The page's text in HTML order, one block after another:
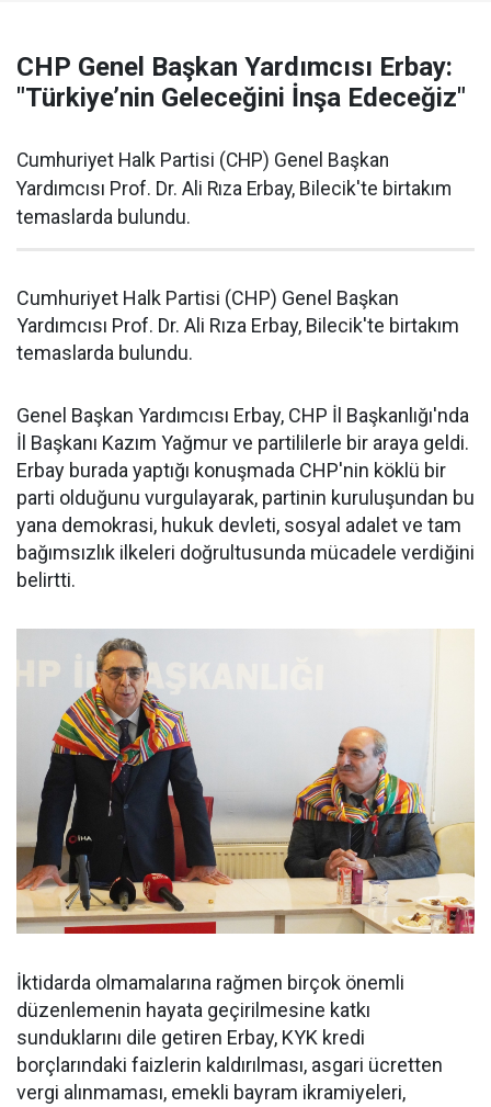
CHP Genel Başkan Yardımcısı Erbay:
"Türkiye’nin Geleceğini İnşa Edeceğiz"
Cumhuriyet Halk Partisi (CHP) Genel Başkan
Yardımcısı Prof. Dr. Ali Rıza Erbay, Bilecik'te birtakım
temaslarda bulundu.
Cumhuriyet Halk Partisi (CHP) Genel Başkan
Yardımcısı Prof. Dr. Ali Rıza Erbay, Bilecik'te birtakım
temaslarda bulundu.
Genel Başkan Yardımcısı Erbay, CHP İl Başkanlığı'nda
İl Başkanı Kazım Yağmur ve partililerle bir araya geldi.
Erbay burada yaptığı konuşmada CHP'nin köklü bir
parti olduğunu vurgulayarak, partinin kuruluşundan bu
yana demokrasi, hukuk devleti, sosyal adalet ve tam
bağımsızlık ilkeleri doğrultusunda mücadele verdiğini
belirtti.
İktidarda olmamalarına rağmen birçok önemli
düzenlemenin hayata geçirilmesine katkı
sunduklarını dile getiren Erbay, KYK kredi
borçlarındaki faizlerin kaldırılması, asgari ücretten
vergi alınmaması, emekli bayram ikramiyeleri,